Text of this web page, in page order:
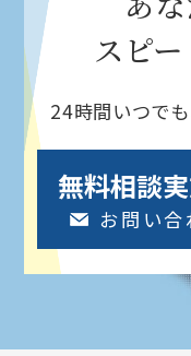
スピ
24時間いつで
無料相談
お問い合